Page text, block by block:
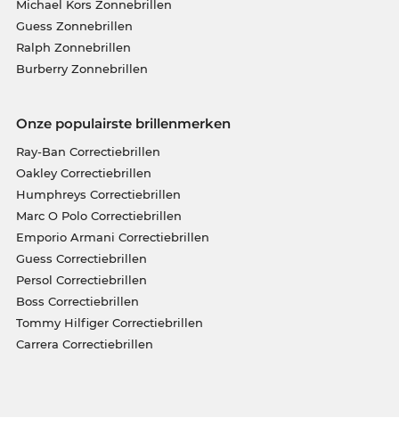
Michael Kors Zonnebrillen
Guess Zonnebrillen
Ralph Zonnebrillen
Burberry Zonnebrillen
Onze populairste brillenmerken
Ray-Ban Correctiebrillen
Oakley Correctiebrillen
Humphreys Correctiebrillen
Marc O Polo Correctiebrillen
Emporio Armani Correctiebrillen
Guess Correctiebrillen
Persol Correctiebrillen
Boss Correctiebrillen
Tommy Hilfiger Correctiebrillen
Carrera Correctiebrillen